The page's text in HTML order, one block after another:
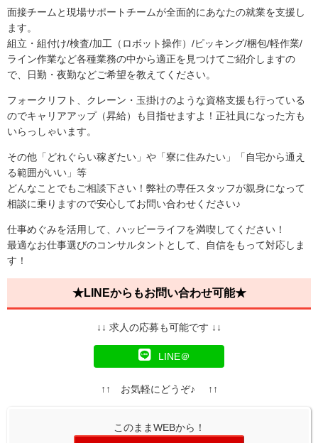
面接チームと現場サポートチームが全面的にあなたの就業を支援し
ます。
組立・組付け/検査/加工（ロボット操作）/ピッキング/梱包/軽作業/
ライン作業など各種業務の中から適正を見つけてご紹介しますの
で、日勤・夜勤などご希望を教えてください。
フォークリフト、クレーン・玉掛けのような資格支援も行っている
のでキャリアアップ（昇給）も目指せますよ！正社員になった方も
いらっしゃいます。
その他「どれぐらい稼ぎたい」や「寮に住みたい」「自宅から通え
る範囲がいい」等
どんなことでもご相談下さい！弊社の専任スタッフが親身になって
相談に乗りますので安心してお問い合わせください♪
仕事めぐみを活用して、ハッピーライフを満喫してください！
最適なお仕事選びのコンサルタントとして、自信をもって対応しま
す！
★LINEからもお問い合わせ可能★
↓↓ 求人の応募も可能です ↓↓
LINE＠
↑↑ お気軽にどうぞ♪ ↑↑
このままWEBから！